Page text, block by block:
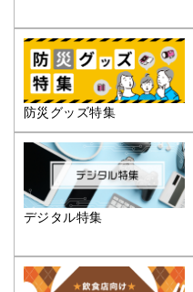
防災グッズ特集
デジタル特集